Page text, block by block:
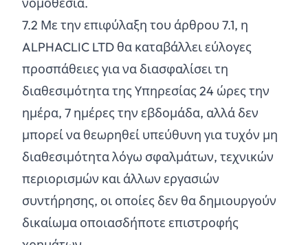
νομοθεσία.
7.2 Με την επιφύλαξη του άρθρου 7.1, η
ALPHACLIC LTD θα καταβάλλει εύλογες
προσπάθειες για να διασφαλίσει τη
διαθεσιμότητα της Υπηρεσίας 24 ώρες την
ημέρα, 7 ημέρες την εβδομάδα, αλλά δεν
μπορεί να θεωρηθεί υπεύθυνη για τυχόν μη
διαθεσιμότητα λόγω σφαλμάτων, τεχνικών
περιορισμών και άλλων εργασιών
συντήρησης, οι οποίες δεν θα δημιουργούν
δικαίωμα οποιασδήποτε επιστροφής